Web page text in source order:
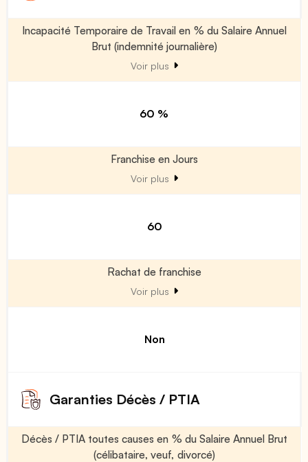
Incapacité Temporaire de Travail en % du Salaire Annuel
Brut (indemnité journalière)
Voir plus
60 %
Franchise en Jours
Voir plus
60
Rachat de franchise
Voir plus
Non
Garanties Décès / PTIA
Décès / PTIA toutes causes en % du Salaire Annuel Brut
(célibataire, veuf, divorcé)